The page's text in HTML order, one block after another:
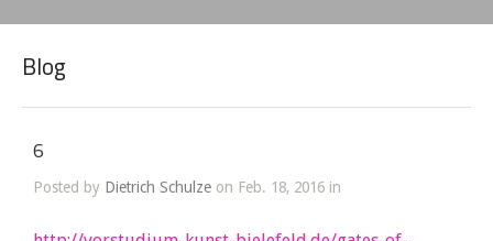
Blog
6
Posted by Dietrich Schulze on Feb. 18, 2016 in